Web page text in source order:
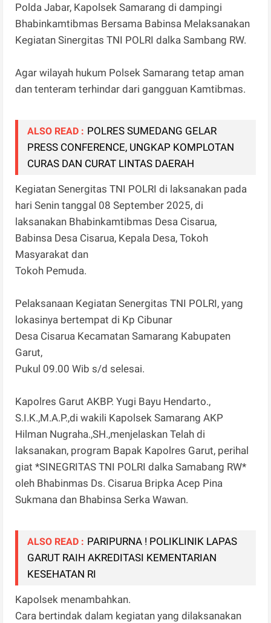
Polda Jabar, Kapolsek Samarang di dampingi
Bhabinkamtibmas Bersama Babinsa Melaksanakan
Kegiatan Sinergitas TNI POLRI dalka Sambang RW.
Agar wilayah hukum Polsek Samarang tetap aman
dan tenteram terhindar dari gangguan Kamtibmas.
ALSO READ : POLRES SUMEDANG GELAR
PRESS CONFERENCE, UNGKAP KOMPLOTAN
CURAS DAN CURAT LINTAS DAERAH
Kegiatan Senergitas TNI POLRI di laksanakan pada
hari Senin tanggal 08 September 2025, di
laksanakan Bhabinkamtibmas Desa Cisarua,
Babinsa Desa Cisarua, Kepala Desa, Tokoh
Masyarakat dan
Tokoh Pemuda.
Pelaksanaan Kegiatan Senergitas TNI POLRI, yang
lokasinya bertempat di Kp Cibunar
Desa Cisarua Kecamatan Samarang Kabupaten
Garut,
Pukul 09.00 Wib s/d selesai.
Kapolres Garut AKBP. Yugi Bayu Hendarto.,
S.I.K.,M.A.P.,di wakili Kapolsek Samarang AKP
Hilman Nugraha.,SH.,menjelaskan Telah di
laksanakan, program Bapak Kapolres Garut, perihal
giat *SINEGRITAS TNI POLRI dalka Samabang RW*
oleh Bhabinmas Ds. Cisarua Bripka Acep Pina
Sukmana dan Bhabinsa Serka Wawan.
ALSO READ : PARIPURNA ! POLIKLINIK LAPAS
GARUT RAIH AKREDITASI KEMENTARIAN
KESEHATAN RI
Kapolsek menambahkan.
Cara bertindak dalam kegiatan yang dilaksanakan